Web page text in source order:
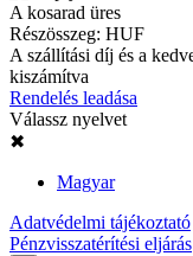
A kosarad üres
Részösszeg: HUF
A szállítási díj és a
kiszámítva
Rendelés leadása
Válassz nyelvet
✖
Magyar
Adatvédelmi tájékoztató
Pénzvisszatérítési eljárás